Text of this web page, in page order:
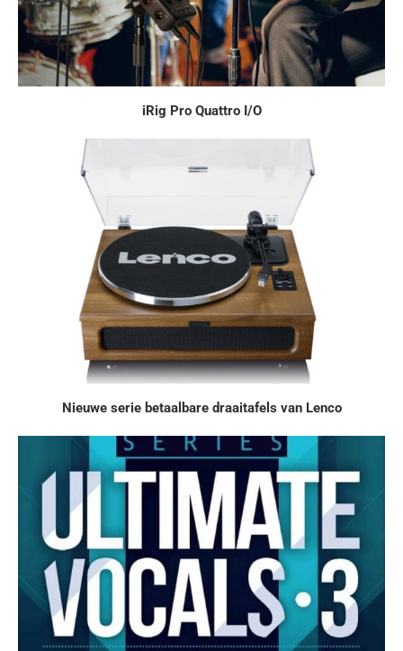
iRig Pro Quattro I/O
Nieuwe serie betaalbare draaitafels van Lenco